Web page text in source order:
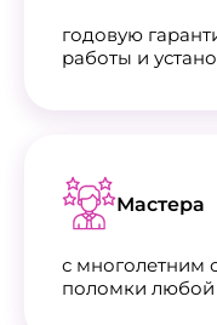
годовую
работы и
Мастера
с многолетним
поломки любой